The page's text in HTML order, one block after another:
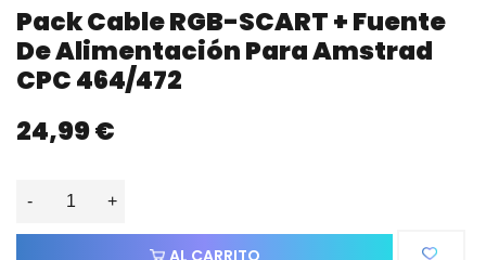
Pack Cable RGB-SCART + Fuente
De Alimentación Para Amstrad
CPC 464/472
24,99 €
- +
AL CARRITO